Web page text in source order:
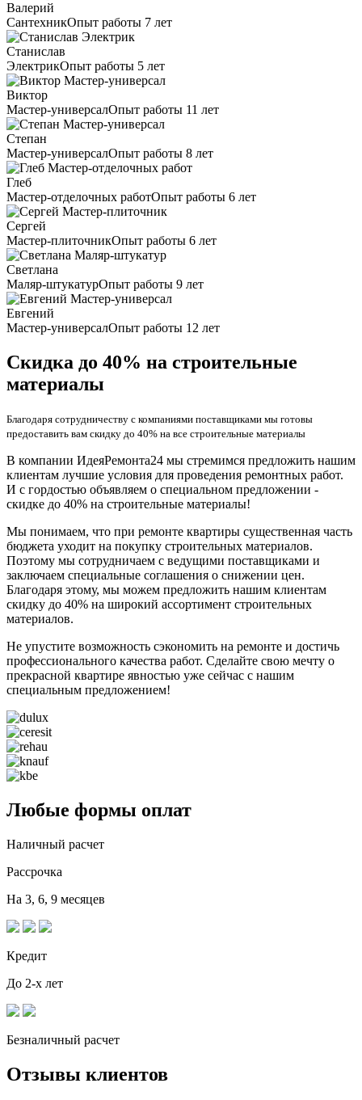
Валерий
СантехникОпыт работы 7 лет
Станислав
ЭлектрикОпыт работы 5 лет
Виктор
Мастер-универсалОпыт работы 11 лет
Степан
Мастер-универсалОпыт работы 8 лет
Глеб
Мастер-отделочных работОпыт работы 6 лет
Сергей
Мастер-плиточникОпыт работы 6 лет
Светлана
Маляр-штукатурОпыт работы 9 лет
Евгений
Мастер-универсалОпыт работы 12 лет
Скидка до 40% на строительные
материалы
Благодаря сотрудничеству с компаниями поставщиками мы готовы
предоставить вам скидку до 40% на все строительные материалы
В компании ИдеяРемонта24 мы стремимся предложить нашим
клиентам лучшие условия для проведения ремонтных работ.
И с гордостью объявляем о специальном предложении -
скидке до 40% на строительные материалы!
Мы понимаем, что при ремонте квартиры существенная часть
бюджета уходит на покупку строительных материалов.
Поэтому мы сотрудничаем с ведущими поставщиками и
заключаем специальные соглашения о снижении цен.
Благодаря этому, мы можем предложить нашим клиентам
скидку до 40% на широкий ассортимент строительных
материалов.
Не упустите возможность сэкономить на ремонте и достичь
профессионального качества работ. Сделайте свою мечту о
прекрасной квартире явностью уже сейчас с нашим
специальным предложением!
Любые формы оплат
Наличный расчет
Рассрочка
На 3, 6, 9 месяцев
Кредит
До 2-х лет
Безналичный расчет
Отзывы клиентов